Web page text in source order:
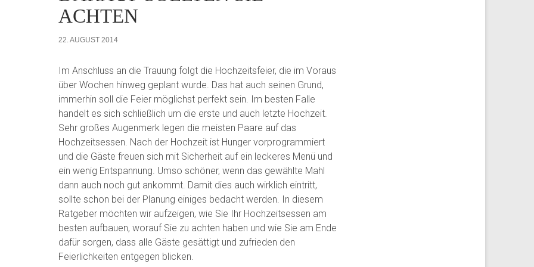
ACHTEN
22. AUGUST 2014
Im Anschluss an die Trauung folgt die Hochzeitsfeier, die im Voraus
über Wochen hinweg geplant wurde. Das hat auch seinen Grund,
immerhin soll die Feier möglichst perfekt sein. Im besten Falle
handelt es sich schließlich um die erste und auch letzte Hochzeit.
Sehr großes Augenmerk legen die meisten Paare auf das
Hochzeitsessen. Nach der Hochzeit ist Hunger vorprogrammiert
und die Gäste freuen sich mit Sicherheit auf ein leckeres Menü und
ein wenig Entspannung. Umso schöner, wenn das gewählte Mahl
dann auch noch gut ankommt. Damit dies auch wirklich eintritt,
sollte schon bei der Planung einiges bedacht werden. In diesem
Ratgeber möchten wir aufzeigen, wie Sie Ihr Hochzeitsessen am
besten aufbauen, worauf Sie zu achten haben und wie Sie am Ende
dafür sorgen, dass alle Gäste gesättigt und zufrieden den
Feierlichkeiten entgegen blicken.